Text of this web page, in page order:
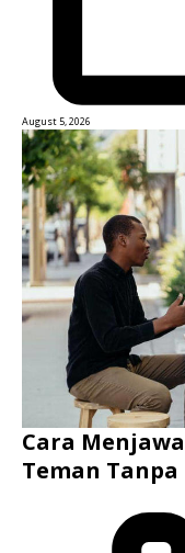
August 5, 2026
Cara
Teman